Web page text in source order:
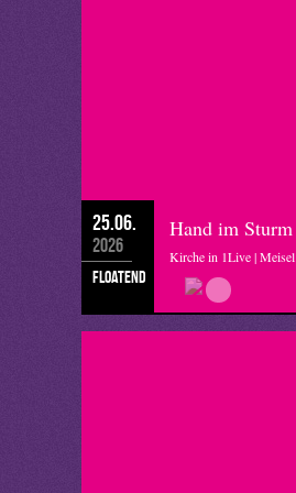
25.06.
2026
floatend
Hand im Sturm
Kirche in 1Live | Meisel